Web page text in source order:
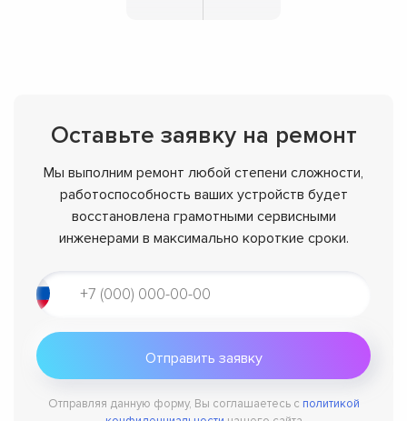
Оставьте заявку на ремонт
Мы выполним ремонт любой степени сложности,
работоспособность ваших устройств будет
восстановлена грамотными сервисными
инженерами в максимально короткие сроки.
Отправляя данную форму, Вы соглашаетесь с политикой